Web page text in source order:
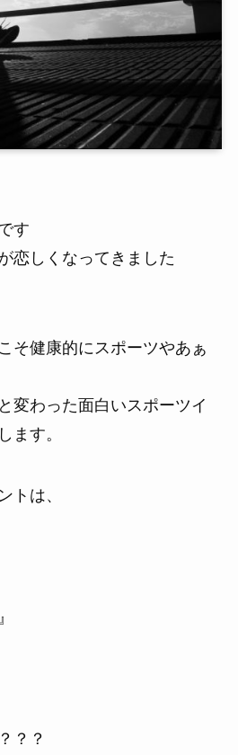
す
恋しくなってきました
そ健康的にスポーツやあぁ
変わった面白いスポーツイ
ます。
は、
』
？？